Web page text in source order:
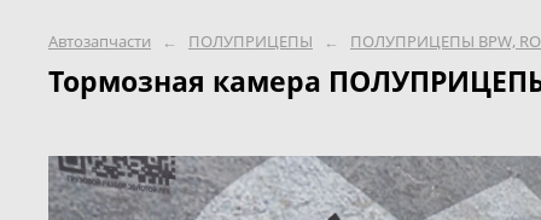
Автозапчасти ← ПОЛУПРИЦЕПЫ ← ПОЛУПРИЦЕПЫ BPW,
Тормозная камера ПОЛУПРИЦЕПЫ